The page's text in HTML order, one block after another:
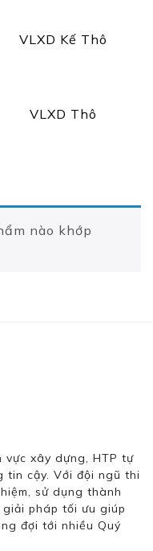
VLXD Kế Thô
VLXD Thô
nào khớp
vực xây dựng, HTP tự
cậy. Với đội ngũ thi
sử dụng thành
pháp tối ưu giúp
đợi tới nhiều Quý